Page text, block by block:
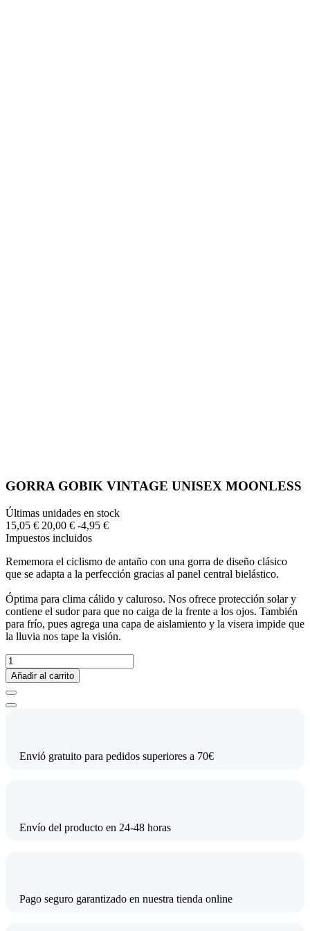
GORRA GOBIK VINTAGE UNISEX MOONLESS
Últimas unidades en stock
15,05 € 20,00 € -4,95 €
Impuestos incluidos
Rememora el ciclismo de antaño con una gorra de diseño clásico
que se adapta a la perfección gracias al panel central bielástico.
Óptima para clima cálido y caluroso. Nos ofrece protección solar y
contiene el sudor para que no caiga de la frente a los ojos. También
para frío, pues agrega una capa de aislamiento y la visera impide que
la lluvia nos tape la visión.
Añadir al carrito
Envió gratuito para pedidos superiores a 70€
Envío del producto en 24-48 horas
Pago seguro garantizado en nuestra tienda online